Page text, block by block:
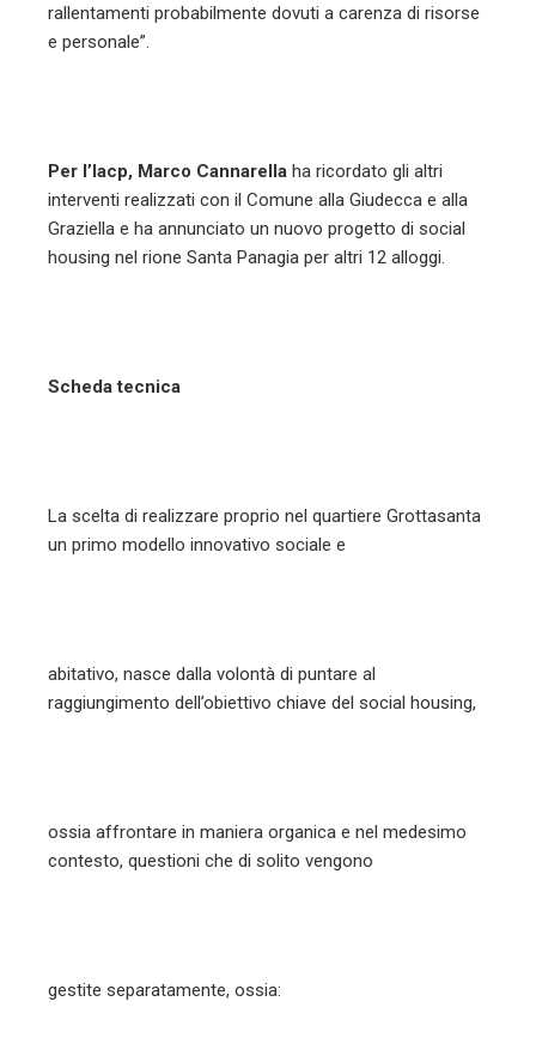
rallentamenti probabilmente dovuti a carenza di risorse
e personale”.
Per l’Iacp, Marco Cannarella ha ricordato gli altri
interventi realizzati con il Comune alla Giudecca e alla
Graziella e ha annunciato un nuovo progetto di social
housing nel rione Santa Panagia per altri 12 alloggi.
Scheda tecnica
La scelta di realizzare proprio nel quartiere Grottasanta
un primo modello innovativo sociale e
abitativo, nasce dalla volontà di puntare al
raggiungimento dell’obiettivo chiave del social housing,
ossia affrontare in maniera organica e nel medesimo
contesto, questioni che di solito vengono
gestite separatamente, ossia: